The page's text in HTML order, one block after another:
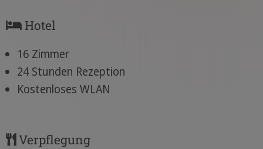
Hotel
16 Zimmer
24 Stunden Rezeption
Kostenloses WLAN
Verpflegung